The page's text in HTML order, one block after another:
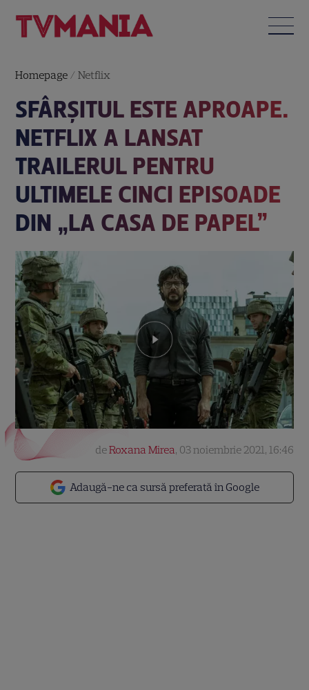
Homepage /Netflix
SFÂRȘITUL ESTE APROAPE.
NETFLIX A LANSAT
TRAILERUL PENTRU
ULTIMELE CINCI EPISOADE
DIN „LA CASA DE PAPEL”
Adaugă-ne ca sursă preferată în Google
deRoxana Mirea, 03 noiembrie 2021, 16:46